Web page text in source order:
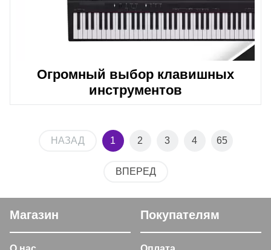
Огромный выбор клавишных
инструментов
НАЗАД 1 2 3 4 65
ВПЕРЕД
Магазин Покупателям